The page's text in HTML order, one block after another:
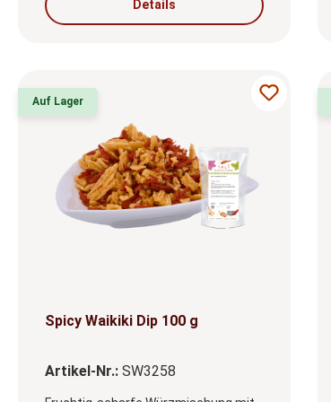
Details
Auf Lager
Spicy Waikiki Dip 100 g
Artikel-Nr.: SW3258